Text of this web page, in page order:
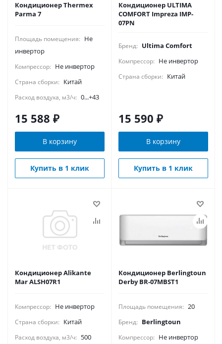
Кондиционер Thermex
Parma 7
Площадь помещения: Не
инвертор
Компрессор: Не инвертор
Страна сборки: Китай
Расход воздуха, м3/ч: 0...+43
15 588 ₽
В корзину
Купить в 1 клик
Кондиционер ULTIMA
COMFORT Impreza IMP-
07PN
Бренд: Ultima Comfort
Компрессор: Не инвертор
Страна сборки: Китай
15 590 ₽
В корзину
Купить в 1 клик
Кондиционер Alikante
Mar ALSH07R1
Компрессор: Не инвертор
Страна сборки: Китай
Расход воздуха, м3/ч: 500
Кондиционер Berlingtoun
Derby BR-07MBST1
Площадь помещения: 20
Бренд: Berlingtoun
Компрессор: Не инвертор